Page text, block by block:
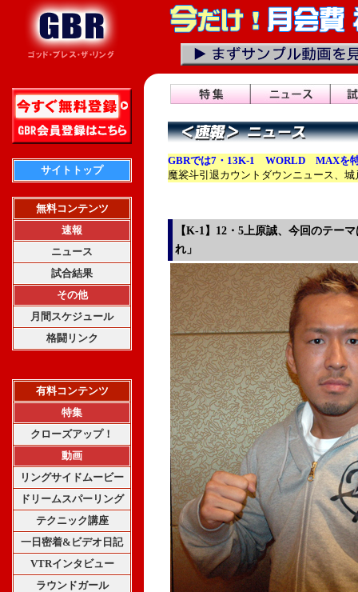
サイトトップ
無料コンテンツ
速報
ニュース
試合結果
その他
月間スケジュール
格闘リンク
有料コンテンツ
特集
クローズアップ！
動画
リングサイドムービー
ドリームスパーリング
テクニック講座
一日密着&ビデオ日記
VTRインタビュー
ラウンドガール
GBRでは7・13K-1 WORLD MAXを
魔裟斗引退カウントダウンニュース、
【K-1】12・5上原誠、今回のテー
れ」